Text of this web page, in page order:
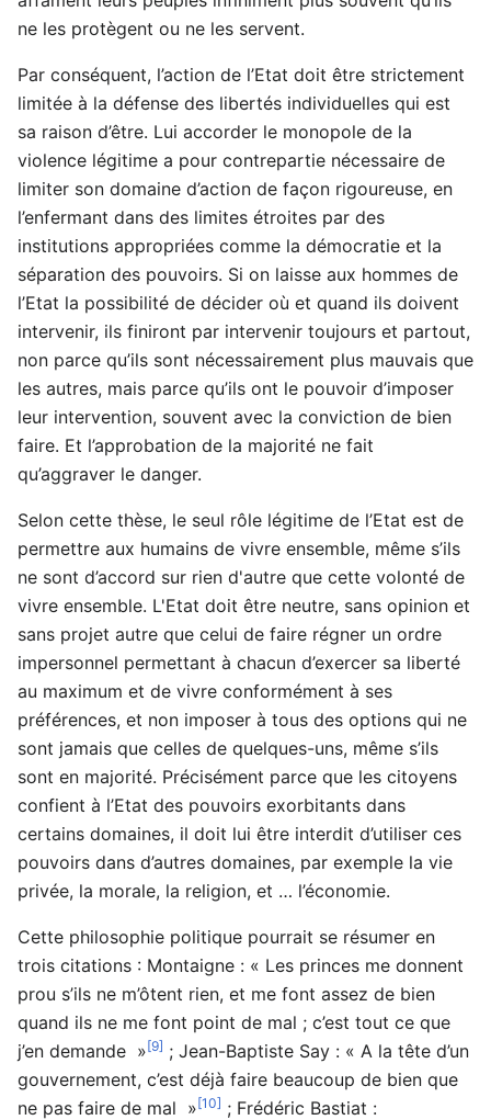
ne les protègent ou ne les servent.
Par conséquent, l’action de l’Etat doit être strictement
limitée à la défense des libertés individuelles qui est
sa raison d’être. Lui accorder le monopole de la
violence légitime a pour contrepartie nécessaire de
limiter son domaine d’action de façon rigoureuse, en
l’enfermant dans des limites étroites par des
institutions appropriées comme la démocratie et la
séparation des pouvoirs. Si on laisse aux hommes de
l’Etat la possibilité de décider où et quand ils doivent
intervenir, ils finiront par intervenir toujours et partout,
non parce qu’ils sont nécessairement plus mauvais que
les autres, mais parce qu’ils ont le pouvoir d’imposer
leur intervention, souvent avec la conviction de bien
faire. Et l’approbation de la majorité ne fait
qu’aggraver le danger.
Selon cette thèse, le seul rôle légitime de l’Etat est de
permettre aux humains de vivre ensemble, même s’ils
ne sont d’accord sur rien d'autre que cette volonté de
vivre ensemble. L'Etat doit être neutre, sans opinion et
sans projet autre que celui de faire régner un ordre
impersonnel permettant à chacun d’exercer sa liberté
au maximum et de vivre conformément à ses
préférences, et non imposer à tous des options qui ne
sont jamais que celles de quelques-uns, même s’ils
sont en majorité. Précisément parce que les citoyens
confient à l’Etat des pouvoirs exorbitants dans
certains domaines, il doit lui être interdit d’utiliser ces
pouvoirs dans d’autres domaines, par exemple la vie
privée, la morale, la religion, et … l’économie.
Cette philosophie politique pourrait se résumer en
trois citations : Montaigne : « Les princes me donnent
prou s’ils ne m’ôtent rien, et me font assez de bien
quand ils ne me font point de mal ; c’est tout ce que
j’en demande »[9] ; Jean-Baptiste Say : « A la tête d’un
gouvernement, c’est déjà faire beaucoup de bien que
ne pas faire de mal »[10] ; Frédéric Bastiat :